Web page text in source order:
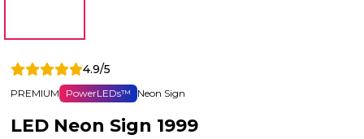
4.9/5
PREMIUM PowerLEDs™ Neon Sign
LED Neon Sign 1999